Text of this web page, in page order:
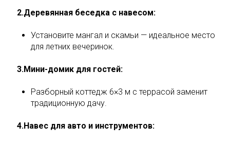
2.Деревянная беседка с навесом:
Установите мангал и скамьи — идеальное место
для летних вечеринок.
3.Мини-домик для гостей:
Разборный коттедж 6×3 м с террасой заменит
традиционную дачу.
4.Навес для авто и инструментов: